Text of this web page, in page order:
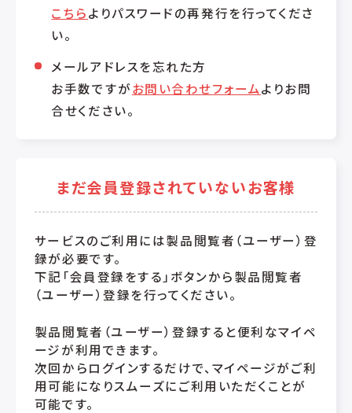
こちらよりパスワードの再発行を行ってくださ
い。
メールアドレスを忘れた方
お手数ですがお問い合わせフォームよりお問
合せください。
まだ会員登録されていないお客様
サービスのご利用には製品閲覧者（ユーザー）登
録が必要です。
下記「会員登録をする」ボタンから製品閲覧者
（ユーザー）登録を行ってください。
製品閲覧者（ユーザー）登録すると便利なマイペ
ージが利用できます。
次回からログインするだけで、マイページがご利
用可能になりスムーズにご利用いただくことが
可能です。